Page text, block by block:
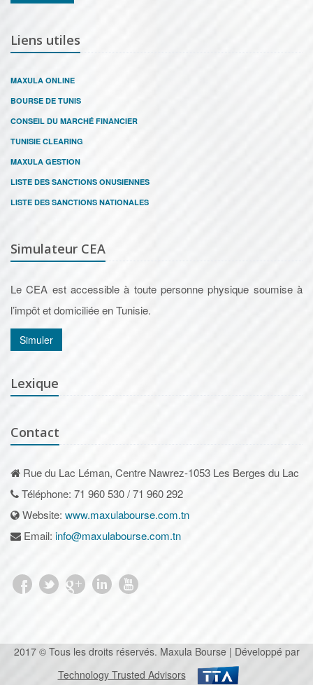
Liens utiles
MAXULA ONLINE
BOURSE DE TUNIS
CONSEIL DU MARCHÉ FINANCIER
TUNISIE CLEARING
MAXULA GESTION
LISTE DES SANCTIONS ONUSIENNES
LISTE DES SANCTIONS NATIONALES
Simulateur CEA
Le CEA est accessible à toute personne physique soumise à
l’impôt et domiciliée en Tunisie.
Simuler
Lexique
Contact
Rue du Lac Léman, Centre Nawrez-1053 Les Berges du Lac
Téléphone: 71 960 530 / 71 960 292
Website: www.maxulabourse.com.tn
Email: info@maxulabourse.com.tn
2017 © Tous les droits réservés. Maxula Bourse | Développé par
Technology Trusted Advisors